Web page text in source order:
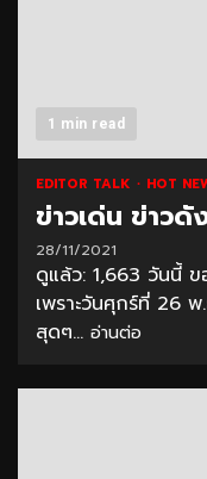
1 min read
EDITOR TALK HOT
ข่าวเด่น ข่าว
28/11/2021
ดูแล้ว: 1,663 วันนี้
เพราะวันศุกร์ที่ 26
สุดๆ... อ่านต่อ